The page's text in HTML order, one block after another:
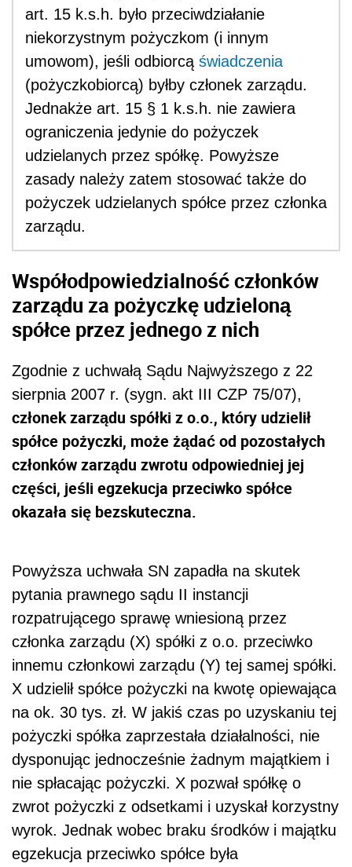
art. 15 k.s.h. było przeciwdziałanie
niekorzystnym pożyczkom (i innym
umowom), jeśli odbiorcą świadczenia
(pożyczkobiorcą) byłby członek zarządu.
Jednakże art. 15 § 1 k.s.h. nie zawiera
ograniczenia jedynie do pożyczek
udzielanych przez spółkę. Powyższe
zasady należy zatem stosować także do
pożyczek udzielanych spółce przez członka
zarządu.
Współodpowiedzialność członków
zarządu za pożyczkę udzieloną
spółce przez jednego z nich
Zgodnie z uchwałą Sądu Najwyższego z 22
sierpnia 2007 r. (sygn. akt III CZP 75/07),
członek zarządu spółki z o.o., który udzielił
spółce pożyczki, może żądać od pozostałych
członków zarządu zwrotu odpowiedniej jej
części, jeśli egzekucja przeciwko spółce
okazała się bezskuteczna.
Powyższa uchwała SN zapadła na skutek
pytania prawnego sądu II instancji
rozpatrującego sprawę wniesioną przez
członka zarządu (X) spółki z o.o. przeciwko
innemu członkowi zarządu (Y) tej samej spółki.
X udzielił spółce pożyczki na kwotę opiewająca
na ok. 30 tys. zł. W jakiś czas po uzyskaniu tej
pożyczki spółka zaprzestała działalności, nie
dysponując jednocześnie żadnym majątkiem i
nie spłacając pożyczki. X pozwał spółkę o
zwrot pożyczki z odsetkami i uzyskał korzystny
wyrok. Jednak wobec braku środków i majątku
egzekucja przeciwko spółce była